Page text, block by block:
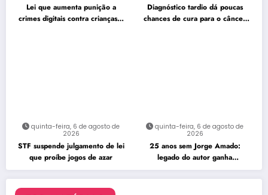
Lei que aumenta punição a
crimes digitais contra crianças é
Diagnóstico tardio dá poucas
chances de cura para o câncer
quinta-feira, 6 de agosto de
2026
STF suspende julgamento de lei
que proíbe jogos de azar
quinta-feira, 6 de agosto de
2026
25 anos sem Jorge Amado:
legado do autor ganha
celebração na Flipelô